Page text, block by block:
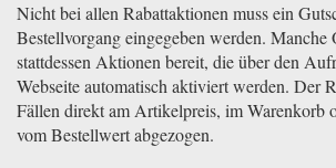
Nicht bei allen Rabattaktionen muss ein
Bestellvorgang eingegeben werden. Manche
stattdessen Aktionen bereit, die über den
Webseite automatisch aktiviert werden. Der
Fällen direkt am Artikelpreis, im Warenkorb
vom Bestellwert abgezogen.